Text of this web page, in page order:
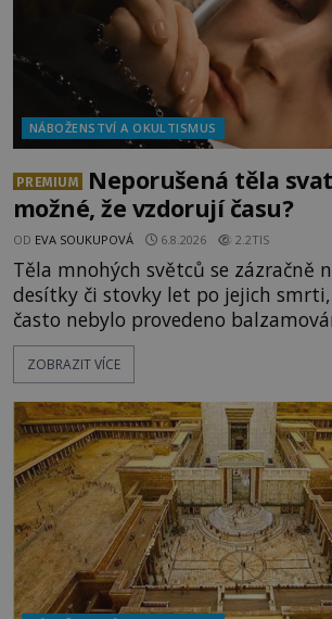
NÁBOŽENSTVÍ A OKULTISMUS
PREMIUM
Neporušená těla
možné, že vzdorují času?
OD EVA SOUKUPOVÁ 6.8.2026 2.2TIS
Těla mnohých světců se zázračně
desítky či stovky let po jejich
často nebylo provedeno
pokusy o konzervaci. Neporušené
považovány za důkaz svatosti
osobností ochraňují? Na hřbitově u kláštera
Milosrdných
ZOBRAZIT VÍCE